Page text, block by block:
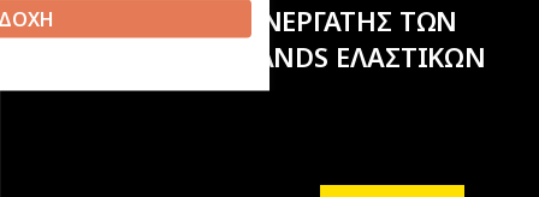
ΕΠΙΣΗΜΟΣ ΣΥΝΕΡΓΑΤΗΣ ΤΩΝ
ΚΟΡΥΦΑΙΩΝ BRANDS ΕΛΑΣΤΙΚΩΝ